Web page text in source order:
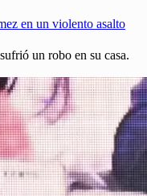
en un violento asalto
un robo en su casa.